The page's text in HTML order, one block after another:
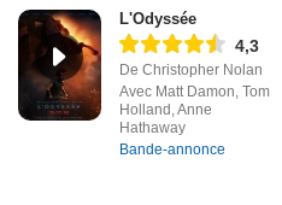
L'Odyssée
4,3
De Christopher Nolan
Avec Matt Damon, Tom
Holland, Anne
Hathaway
Bande-annonce